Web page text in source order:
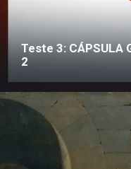
Teste 3: CÁPSULA
2